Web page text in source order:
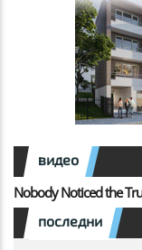
видео
Nobody Noticed the
последни